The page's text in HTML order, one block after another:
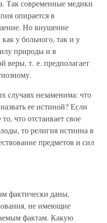
Так современные медики
опирается в
Но внушение
у больного, так и у
природы и в
веры, т. е. предполагает
случаях незаменима: что
ее истиной? Если
что отстаивает свое
то религия истинна в
предметов и сил
фактически даны,
не имеющие
фактам. Какую